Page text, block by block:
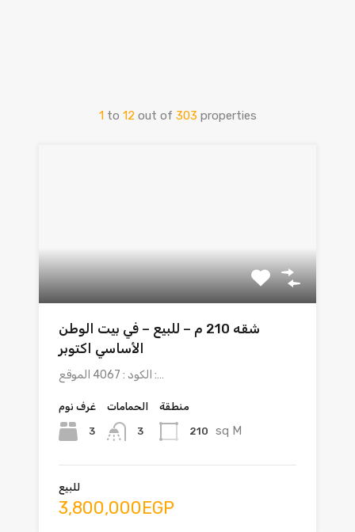
1 to 12 out of 303 properties
شقه 210 م – للبيع – في بيت الوطن
الأساسي اكتوبر
الكود : 4067 الموقع :…
غرف نوم
3
الحمامات
3
منطقة
210 sq M
للبيع
3,800,000EGP